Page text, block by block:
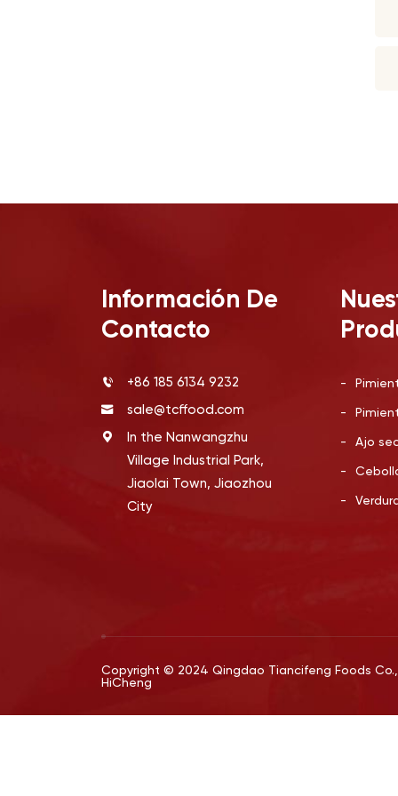
Información De
Contacto
+86 185 6134 9232
sale@tcffood.com
In the Nanwangzhu
Village Industrial Park,
Jiaolai Town, Jiaozhou
City
-
-
-
Ajo
-
-
Copyright © 2024 Qingdao Tiancifeng Foods
HiCheng